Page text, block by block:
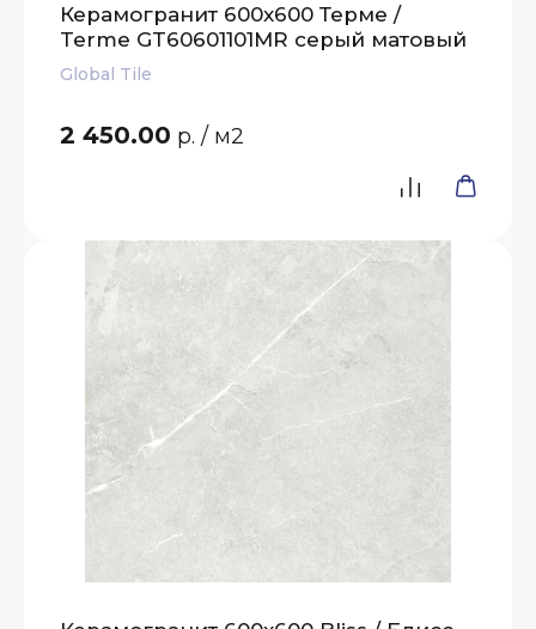
Керамогранит 600x600 Терме /
Terme GT60601101MR серый матовый
Global Tile
2 450.00 р. / м2